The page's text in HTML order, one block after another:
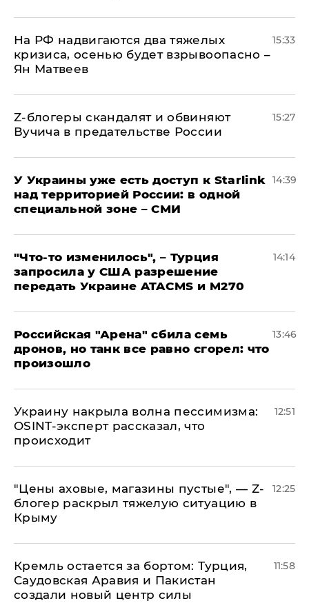
На РФ надвигаются два тяжелых
кризиса, осенью будет взрывоопасно –
Ян Матвеев
15:33
Z-блогеры скандалят и обвиняют
Вучича в предательстве России
15:27
У Украины уже есть доступ к Starlink
над территорией России: в одной
специальной зоне – СМИ
14:39
​"Что-то изменилось", – Турция
запросила у США разрешение
передать Украине ATACMS и M270
14:14
​Российская "Арена" сбила семь
дронов, но танк все равно сгорел: что
произошло
13:46
​Украину накрыла волна пессимизма:
OSINT-эксперт рассказал, что
происходит
12:51
​"Цены аховые, магазины пустые", — Z-
блогер раскрыл тяжелую ситуацию в
Крыму
12:25
​Кремль остается за бортом: Турция,
Саудовская Аравия и Пакистан
создали новый центр силы
11:58